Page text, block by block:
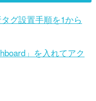
グ設置手順を1から
」を入れてアク